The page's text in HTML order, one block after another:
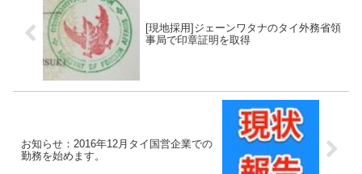
[現地採用]ジェーンワタナのタイ外務省領
事局で印章証明を取得
お知らせ：2016年12月タイ国営企業での
勤務を始めます。